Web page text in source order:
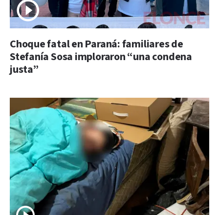
Choque fatal en Paraná: familiares de
Stefanía Sosa imploraron “una condena
justa”